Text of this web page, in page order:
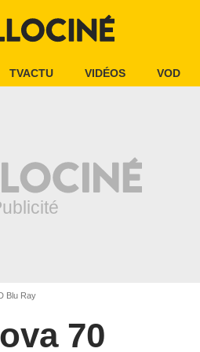
TVACTU VIDÉOS VOD
Blu Ray
70